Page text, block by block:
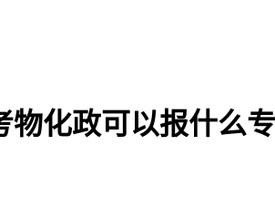
物化政可以报什么